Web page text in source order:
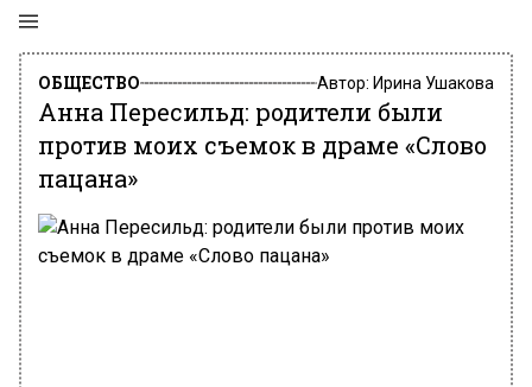
ОБЩЕСТВО Автор: Ирина Ушакова
Анна Пересильд: родители были
против моих съемок в драме «Слово
пацана»